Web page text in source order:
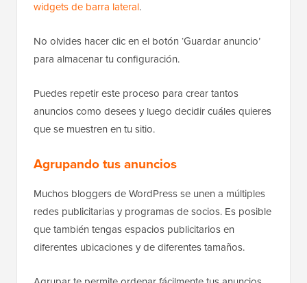
widgets de barra lateral.
No olvides hacer clic en el botón ‘Guardar anuncio’
para almacenar tu configuración.
Puedes repetir este proceso para crear tantos
anuncios como desees y luego decidir cuáles quieres
que se muestren en tu sitio.
Agrupando tus anuncios
Muchos bloggers de WordPress se unen a múltiples
redes publicitarias y programas de socios. Es posible
que también tengas espacios publicitarios en
diferentes ubicaciones y de diferentes tamaños.